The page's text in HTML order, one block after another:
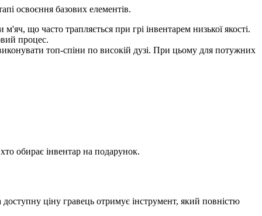
освоєння базових елементів.
що часто трапляється при грі інвентарем низької якості.
процес.
топ-спіни по високій дузі. При цьому для потужних
обирає інвентар на подарунок.
ціну гравець отримує інструмент, який повністю